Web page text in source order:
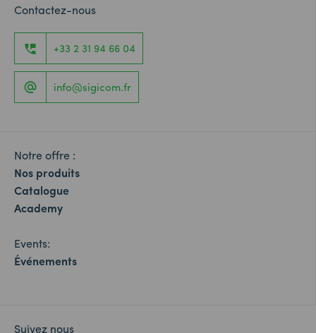
Contactez-nous
+33 2 31 94 66 04
info@sigicom.fr
Notre offre :
Nos produits
Catalogue
Academy
Events:
Événements
Suivez nous